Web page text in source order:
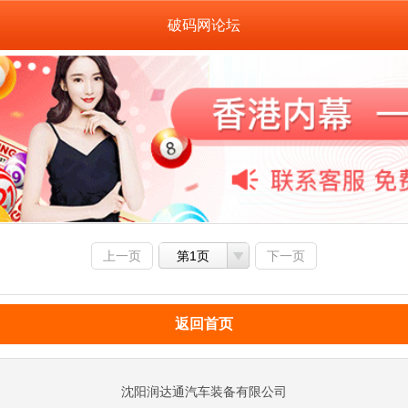
破码网论坛
上一页 第1页 下一页
返回首页
沈阳润达通汽车装备有限公司